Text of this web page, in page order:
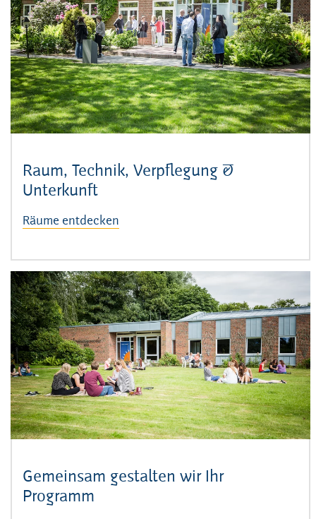
Raum, Technik, Verpflegung &
Unterkunft
Räume entdecken
Gemeinsam gestalten wir Ihr
Programm